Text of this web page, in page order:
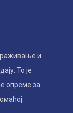
и
То је
опреме за